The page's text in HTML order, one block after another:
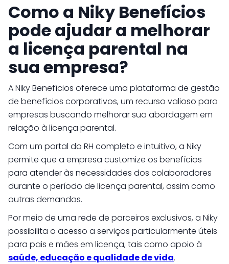
Como a Niky Benefícios
pode ajudar a melhorar
a licença parental na
sua empresa?
A Niky Benefícios oferece uma plataforma de gestão
de benefícios corporativos, um recurso valioso para
empresas buscando melhorar sua abordagem em
relação à licença parental.
Com um portal do RH completo e intuitivo, a Niky
permite que a empresa customize os benefícios
para atender às necessidades dos colaboradores
durante o período de licença parental, assim como
outras demandas.
Por meio de uma rede de parceiros exclusivos, a Niky
possibilita o acesso a serviços particularmente úteis
para pais e mães em licença, tais como apoio à
saúde, educação e qualidade de vida.